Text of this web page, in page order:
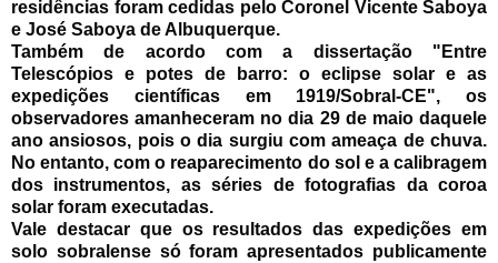
residências foram cedidas pelo Coronel Vicente Saboya
e José Saboya de Albuquerque.
Também de acordo com a dissertação "Entre
Telescópios e potes de barro: o eclipse solar e as
expedições científicas em 1919/Sobral-CE", os
observadores amanheceram no dia 29 de maio daquele
ano ansiosos, pois o dia surgiu com ameaça de chuva.
No entanto, com o reaparecimento do sol e a calibragem
dos instrumentos, as séries de fotografias da coroa
solar foram executadas.
Vale destacar que os resultados das expedições em
solo sobralense só foram apresentados publicamente